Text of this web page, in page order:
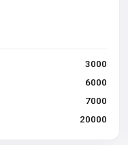
3000
6000
7000
20000